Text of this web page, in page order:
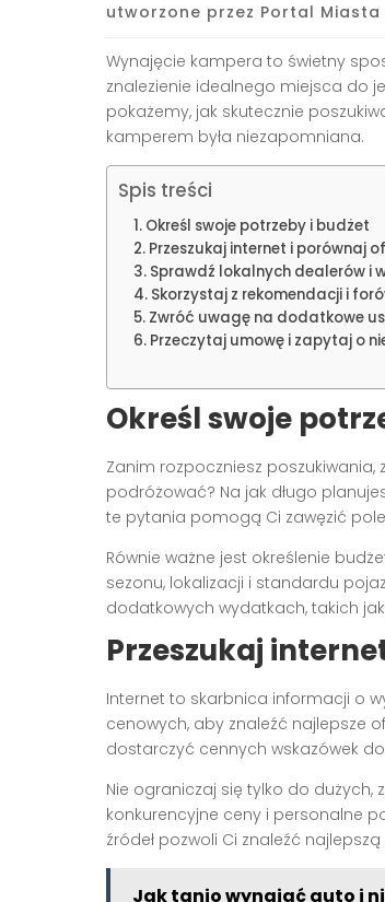
utworzone przez Portal Miasta
Wynajęcie kampera to świetny
znalezienie idealnego miejsca do
pokażemy, jak skutecznie
kamperem była niezapomniana.
Spis treści
Określ swoje potrzeby i budżet
Przeszukaj internet i porównaj
Sprawdź lokalnych dealerów i
Skorzystaj z rekomendacji i
Zwróć uwagę na dodatkowe
Przeczytaj umowę i zapytaj o
Określ swoje
Zanim rozpoczniesz
podróżować? Na jak długo
te pytania pomogą Ci zawęzić
Równie ważne jest określenie
sezonu, lokalizacji i standardu
dodatkowych wydatkach, takich
Przeszukaj
Internet to skarbnica informacji o
cenowych, aby znaleźć najlepsze
dostarczyć cennych wskazówek
Nie ograniczaj się tylko do dużych,
konkurencyjne ceny i personalne
źródeł pozwoli Ci znaleźć
Jak tanio wynająć auto i